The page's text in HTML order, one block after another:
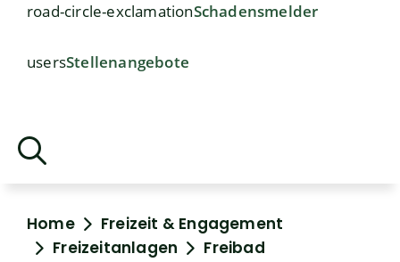
road-circle-exclamationSchadensmelder
usersStellenangebote
Home
Freizeit & Engagement
Freizeitanlagen
Freibad